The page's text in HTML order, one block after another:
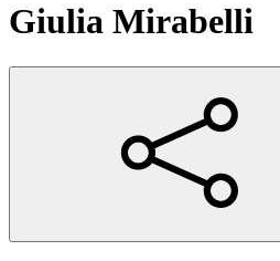
Giulia Mirabelli